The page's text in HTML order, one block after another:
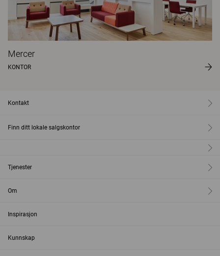
Mercer
KONTOR
Kontakt
Finn ditt lokale salgskontor
Tjenester
Om
Inspirasjon
Kunnskap